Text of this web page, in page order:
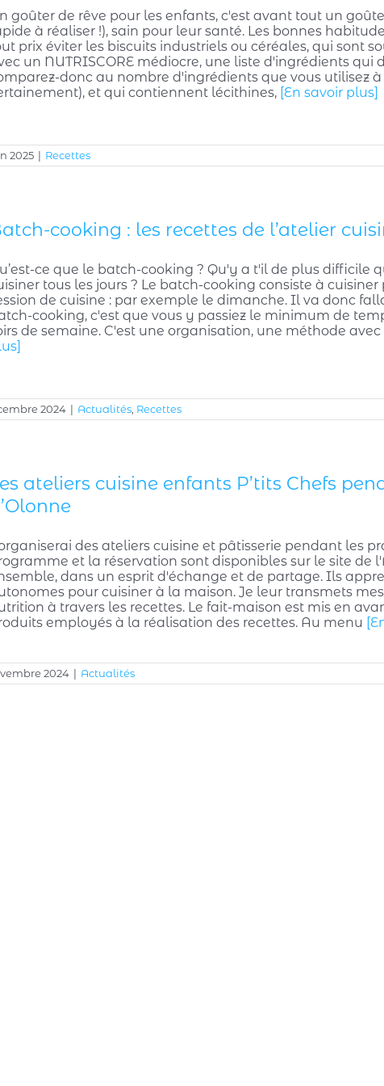
goûter de rêve pour les enfants, c'est avant tout un
à réaliser !), sain pour leur santé. Les bonnes
prix éviter les biscuits industriels ou céréales, qui sont
un NUTRISCORE médiocre, une liste d'ingrédients qui
donc au nombre d'ingrédients que vous utilisez
et qui contiennent lécithines, [En savoir plus]
2025 | Recettes
cooking : les recettes de l’atelier
ce que le batch-cooking ? Qu'y a t'il de plus difficile
tous les jours ? Le batch-cooking consiste à
de cuisine : par exemple le dimanche. Il va donc
cooking, c'est que vous y passiez le minimum de
de semaine. C'est une organisation, une méthode
2024 | Actualités Recettes
ateliers cuisine enfants P’tits Chefs
des ateliers cuisine et pâtisserie pendant les
et la réservation sont disponibles sur le site de
dans un esprit d'échange et de partage. Ils
pour cuisiner à la maison. Je leur transmets
à travers les recettes. Le fait-maison est mis en
employés à la réalisation des recettes. Au menu
2024 | Actualités